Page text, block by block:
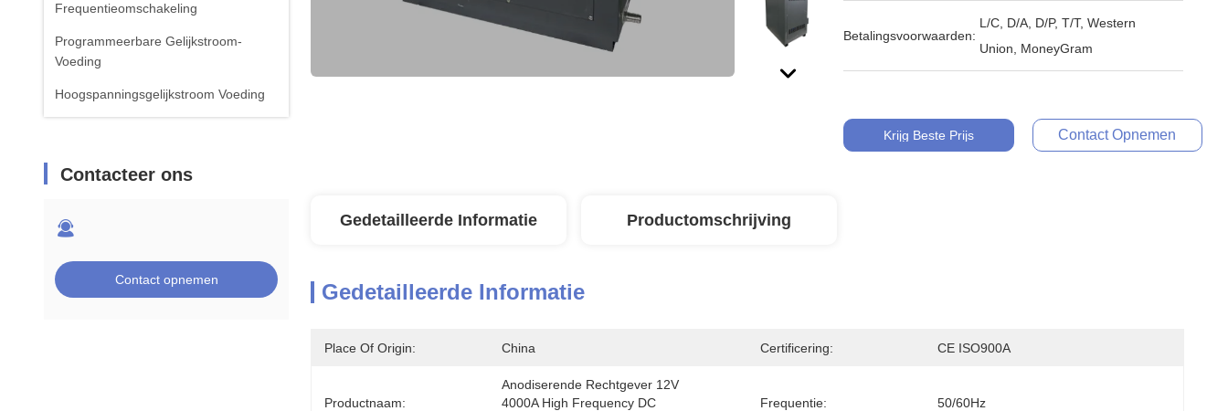
Frequentieomschakeling
Programmeerbare Gelijkstroom-
Voeding
Hoogspanningsgelijkstroom Voeding
Contacteer ons
Contact opnemen
Betalingsvoorwaarden:
L/C, D/A, D/P, T/T, Western
Union, MoneyGram
Krijg Beste Prijs Contact Opnemen
Gedetailleerde Informatie Productomschrijving
Gedetailleerde Informatie
Place Of Origin: China Certificering: CE ISO900A
Productnaam:
Anodiserende Rechtgever 12V
4000A High Frequency DC
Frequentie: 50/60Hz